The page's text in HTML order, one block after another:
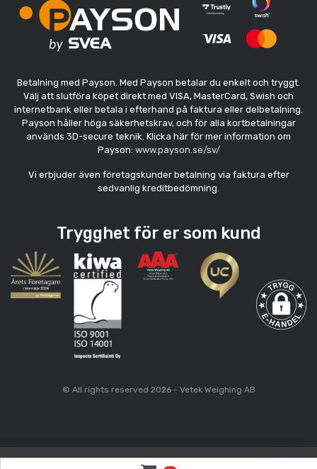
Betalning med Payson. Med Payson betalar du enkelt och tryggt.
Välj att slutföra köpet direkt med VISA, MasterCard, Swish och
internetbank eller betala i efterhand på faktura eller delbetalning.
Payson håller höga säkerhetskrav, och för alla kortbetalningar
används 3D-secure teknik. Klicka här för mer information om
Payson: www.payson.se/sv/
Vi erbjuder även företagskunder betalning via faktura efter
sedvanlig kreditbedömning.
Trygghet för er som kund
© All rights reserved 2026 - Vetek Weighing AB